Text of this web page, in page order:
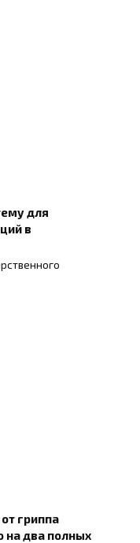
для
в
гриппа
на два полных